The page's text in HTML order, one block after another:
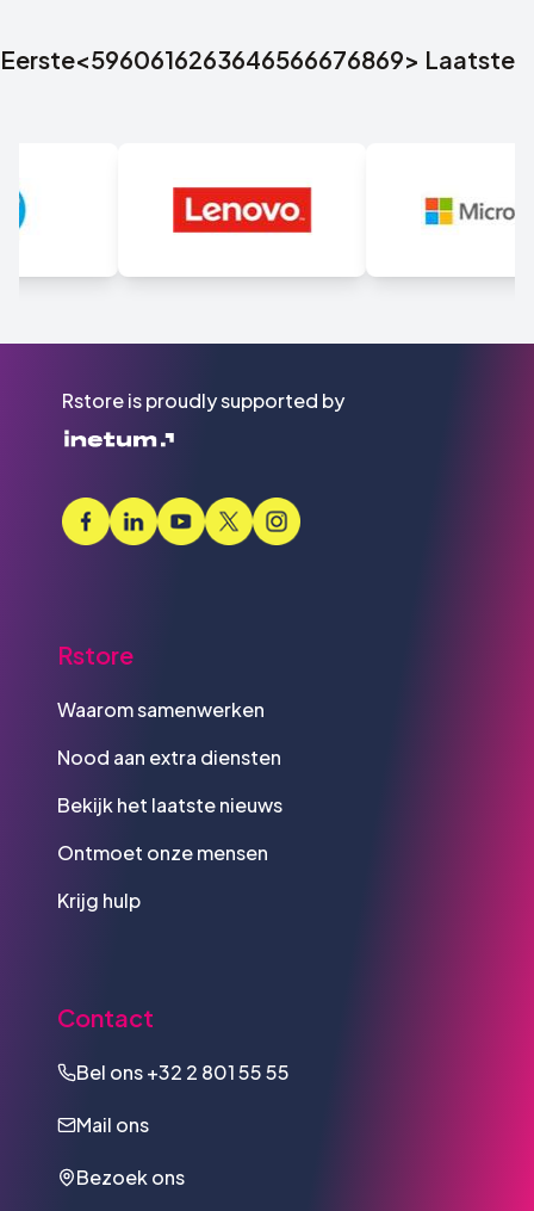
Eerste<5960616263646566676869> Laatste
Rstore is proudly supported by
Rstore
Waarom samenwerken
Nood aan extra diensten
Bekijk het laatste nieuws
Ontmoet onze mensen
Krijg hulp
Contact
Bel ons+32 2 801 55 55
Mail ons
Bezoek ons